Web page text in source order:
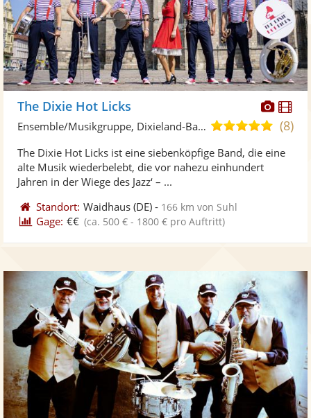
Fotos
The Dixie Hot Licks
5,0
5
(8)
Ensemble/Musikgruppe, Dixieland-Band
The Dixie Hot Licks ist eine siebenköpfige Band, die eine
alte Musik wiederbelebt, die vor nahezu einhundert
Jahren in der Wiege des Jazz‘ – ...
Standort: Waidhaus (DE) - 166 km von Suhl
Gage: €€ (ca. 500 € - 1800 € pro Auftritt)